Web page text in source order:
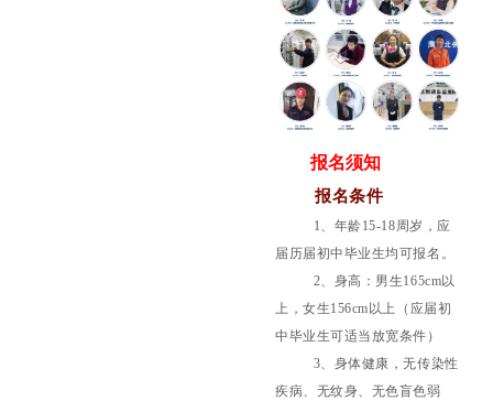
报名须知
报名条件
1、年龄15-18周岁，应
届历届初中毕业生均可报名。
2、身高：男生165cm以
上，女生156cm以上（应届初
中毕业生可适当放宽条件）
3、身体健康，无传染性
疾病、无纹身、无色盲色弱